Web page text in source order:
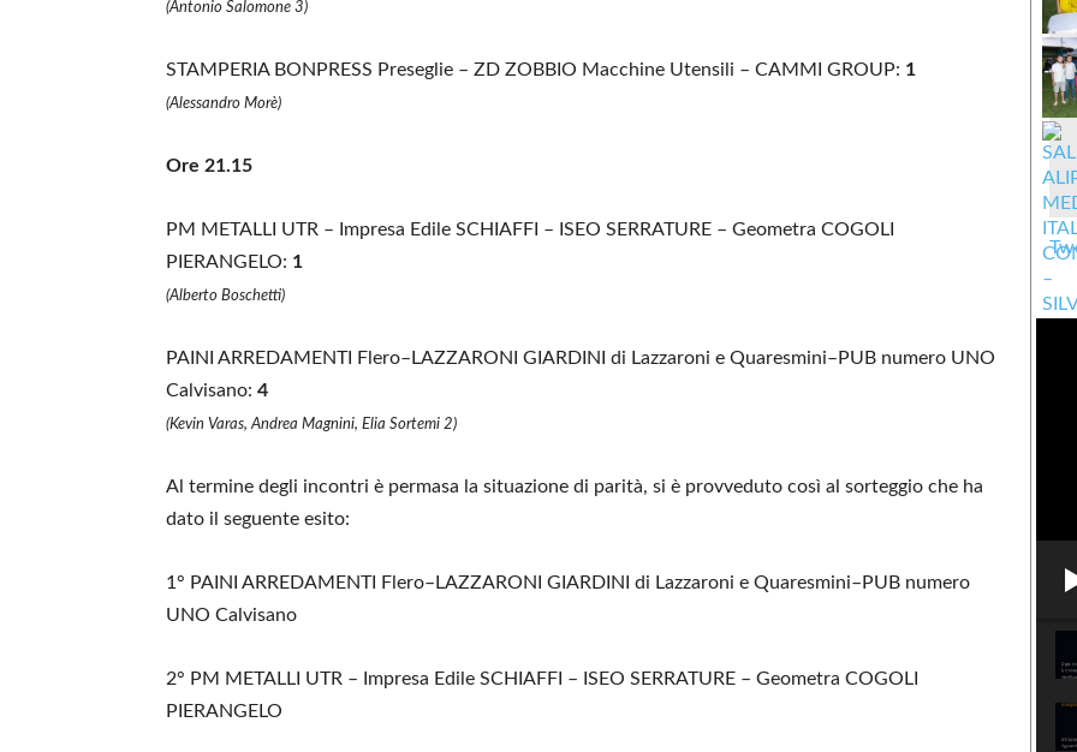
(Antonio Salomone 3)
STAMPERIA BONPRESS Preseglie – ZD ZOBBIO Macchine Utensili – CAMMI GROUP: 1
(Alessandro Morè)
Ore 21.15
PM METALLI UTR – Impresa Edile SCHIAFFI – ISEO SERRATURE – Geometra COGOLI
PIERANGELO: 1
(Alberto Boschetti)
PAINI ARREDAMENTI Flero–LAZZARONI GIARDINI di Lazzaroni e Quaresmini–PUB numero UNO
Calvisano: 4
(Kevin Varas, Andrea Magnini, Elia Sortemi 2)
Al termine degli incontri è permasa la situazione di parità, si è provveduto così al sorteggio che ha
dato il seguente esito:
1° PAINI ARREDAMENTI Flero–LAZZARONI GIARDINI di Lazzaroni e Quaresmini–PUB numero
UNO Calvisano
2° PM METALLI UTR – Impresa Edile SCHIAFFI – ISEO SERRATURE – Geometra COGOLI
PIERANGELO